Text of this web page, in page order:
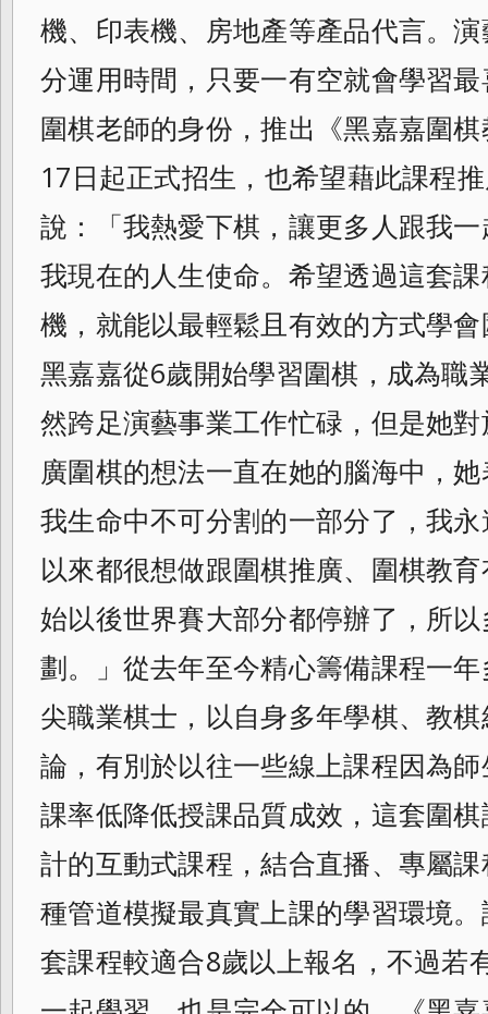
機、印表機、 房地產等產品代言。
分運用時間， 只要一有空就會學習
圍棋老師的身份，推出《黑嘉嘉圍
17日起正式招生， 也希望藉此課程
說：「我熱愛下棋， 讓更多人跟我
我現在的人生使命。 希望透過這套
機， 就能以最輕鬆且有效的方式學
黑嘉嘉從6歲開始學習圍棋， 成為職
然跨足演藝事業工作忙碌， 但是她
廣圍棋的想法一直在她的腦海中，
我生命中不可分割的一部分了，我
以來都很想做跟圍棋推廣、 圍棋教
始以後世界賽大部分都停辦了， 所
劃。」 從去年至今精心籌備課程一
尖職業棋士， 以自身多年學棋、教
論， 有別於以往一些線上課程因為
課率低降低授課品質成效， 這套圍
計的互動式課程，結合直播、 專屬課
種管道模擬最真實上課的學習環境
套課程較適合8歲以上報名， 不過若